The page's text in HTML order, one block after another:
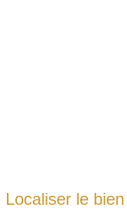
Localiser le bien